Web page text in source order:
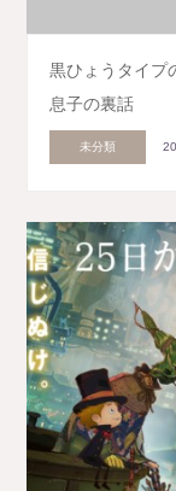
黒ひょうタイプ
息子の裏話
未分類